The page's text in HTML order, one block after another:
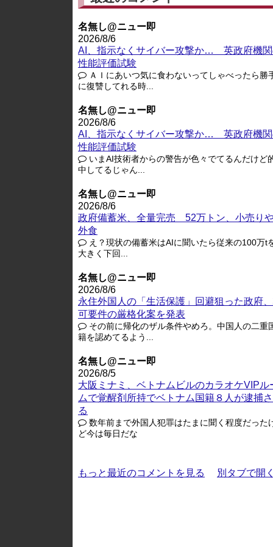
名無し@ニュー即
2026/8/6
AI、指示なくサイバー攻撃か… 英政府機
性能評価試験
ＡＩにあいつ気に食わないってしゃべったら勝
に復讐してれる時...
名無し@ニュー即
2026/8/6
AI、指示なくサイバー攻撃か… 英政府機
性能評価試験
いまAI技術者からの警告が色々でてるんだけど
中してるじゃん...
名無し@ニュー即
2026/8/6
政府備蓄米、全量完売 52万トン、小売り
外食
え？現状の備蓄米はAIに聞いたら従来の100万t
大きく下回...
名無し@ニュー即
2026/8/6
永住外国人の「生活保護」回避狙った政府
可要件の厳格化案を発表
その前に帰化のザル条件やめろ。中国人の二重
籍を認めてるよう...
名無し@ニュー即
2026/8/5
大阪ミナミ、ベトナムビルのカラオケVIPル
ムで覚醒剤所持でベトナム国籍８人が逮捕
る
数年前まで外国人犯罪はたまに聞く程度だった
ど今は毎日だな
もっと最近のコメントを見る 別タブで開く